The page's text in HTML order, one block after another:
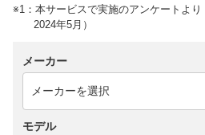
※1：本サービスで実施のアンケートよ
2024年5月）
メーカー
モデル